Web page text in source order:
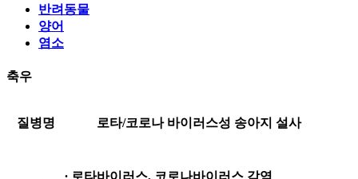
반려동물
양어
염소
축우
질병명 로타/코로나 바이러스성 송아지 설사